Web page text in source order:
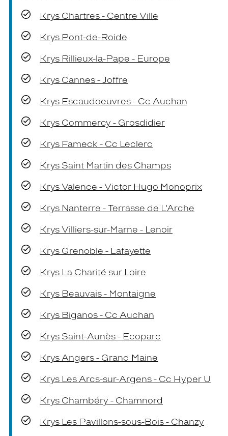
Krys Chartres - Centre Ville
Krys Pont-de-Roide
Krys Rillieux-la-Pape - Europe
Krys Cannes - Joffre
Krys Escaudoeuvres - Cc Auchan
Krys Commercy - Grosdidier
Krys Fameck - Cc Leclerc
Krys Saint Martin des Champs
Krys Valence - Victor Hugo Monoprix
Krys Nanterre - Terrasse de L'Arche
Krys Villiers-sur-Marne - Lenoir
Krys Grenoble - Lafayette
Krys La Charité sur Loire
Krys Beauvais - Montaigne
Krys Biganos - Cc Auchan
Krys Saint-Aunès - Ecoparc
Krys Angers - Grand Maine
Krys Les Arcs-sur-Argens - Cc Hyper U
Krys Chambéry - Chamnord
Krys Les Pavillons-sous-Bois - Chanzy